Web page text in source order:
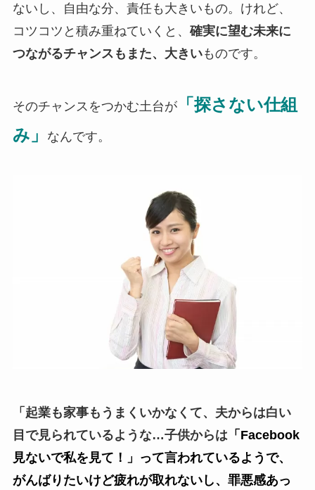
ないし、自由な分、責任も大きいもの。けれど、
コツコツと積み重ねていくと、 確実に望む未来に
つながるチャンスもまた、大きいものです。
そのチャンスをつかむ土台が「探さない仕組
み」
なんです。
「起業も家事もうまくいかなくて、夫からは白い
目で見られているような…子供からは「Facebook
見ないで私を見て！」って言われているようで、
がんばりたいけど疲れが取れないし、罪悪感あっ